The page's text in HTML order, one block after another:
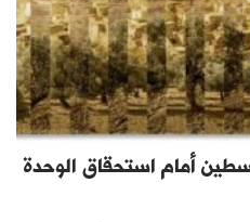
أمام استحقاق الوحدة